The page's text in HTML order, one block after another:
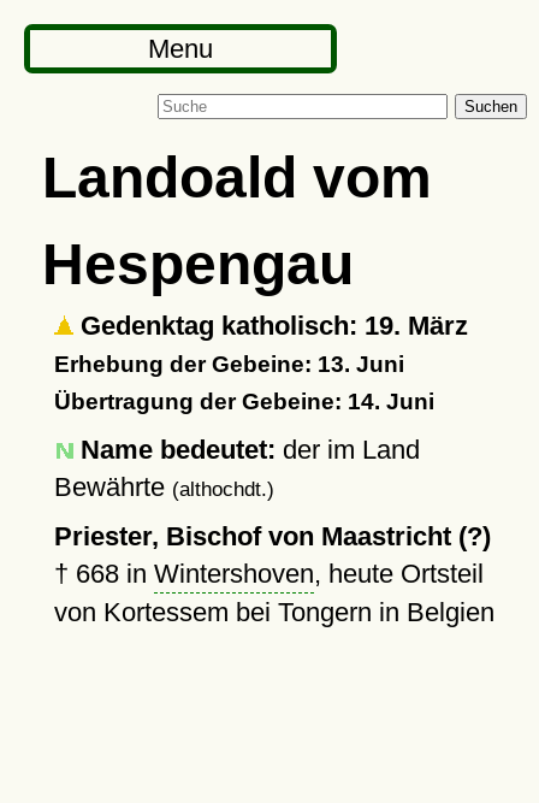
Menu
Suchen
Landoald vom
Hespengau
Gedenktag katholisch: 19. März
Erhebung der Gebeine: 13. Juni
Übertragung der Gebeine: 14. Juni
Name bedeutet: der im Land
Bewährte (althochdt.)
Priester, Bischof von Maastricht (?)
† 668in Wintershoven, heute Ortsteil
von Kortessem bei Tongern in Belgien